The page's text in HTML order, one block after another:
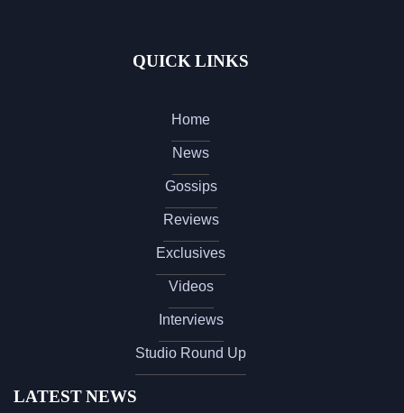
QUICK LINKS
Home
News
Gossips
Reviews
Exclusives
Videos
Interviews
Studio Round Up
LATEST NEWS